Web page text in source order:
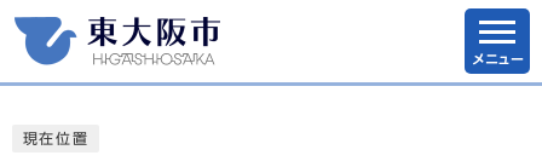
メニュー
現在位置